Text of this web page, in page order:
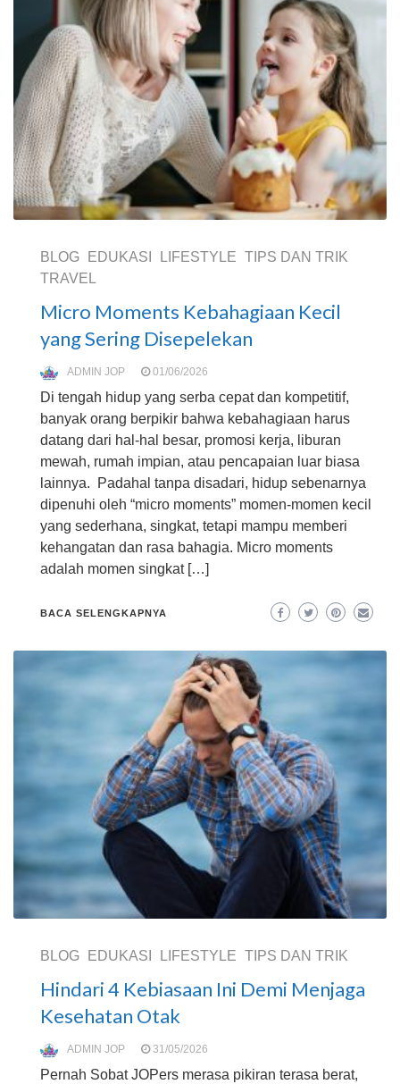
BLOG EDUKASI LIFESTYLE TIPS DAN TRIK
TRAVEL
Micro Moments Kebahagiaan Kecil
yang Sering Disepelekan
ADMIN JOP 01/06/2026
Di tengah hidup yang serba cepat dan kompetitif,
banyak orang berpikir bahwa kebahagiaan harus
datang dari hal-hal besar, promosi kerja, liburan
mewah, rumah impian, atau pencapaian luar biasa
lainnya. Padahal tanpa disadari, hidup sebenarnya
dipenuhi oleh “micro moments” momen-momen kecil
yang sederhana, singkat, tetapi mampu memberi
kehangatan dan rasa bahagia. Micro moments
adalah momen singkat […]
BACA SELENGKAPNYA
BLOG EDUKASI LIFESTYLE TIPS DAN TRIK
Hindari 4 Kebiasaan Ini Demi Menjaga
Kesehatan Otak
ADMIN JOP 31/05/2026
Pernah Sobat JOPers merasa pikiran terasa berat,